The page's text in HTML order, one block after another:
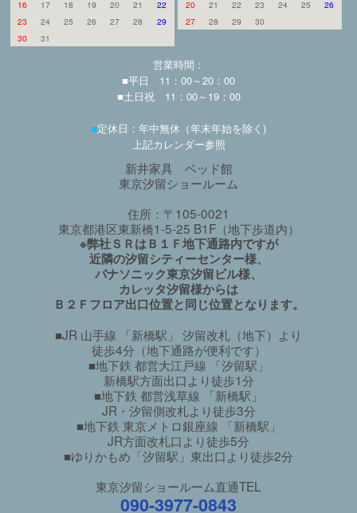
16
17 18 19 20 21
22
23
24 25 26 27 28
29
30
31
20
21 22 23 24 25
26
27
28 29 30
営業時間：
■平日 11：00～20：00
■土日祝 11：00～19：00
■定休日：年中無休（年末年始を除く)
上記カレンダー参照
新井家具 ベッド館
東京汐留ショールーム
住所：〒105-0021
東京都港区東新橋1-5-25 B1F（地下歩道内）
※弊社ＳＲはＢ１Ｆ地下通路内ですが
近隣の汐留シティーセンター様、
パナソニック東京汐留ビル様、
カレッタ汐留様からは
Ｂ２Ｆフロア出口位置と同じ位置となります。
■JR 山手線 「新橋駅」 汐留改札（地下）より
徒歩4分（地下通路が便利です）
■地下鉄 都営大江戸線 「汐留駅」
新橋駅方面出口より徒歩1分
■地下鉄 都営浅草線 「新橋駅」
JR・汐留側改札より徒歩3分
■地下鉄 東京メトロ銀座線 「新橋駅」
JR方面改札口より徒歩5分
■ゆりかもめ「汐留駅」東出口より徒歩2分
東京汐留ショールーム直通TEL
090-3977-0843